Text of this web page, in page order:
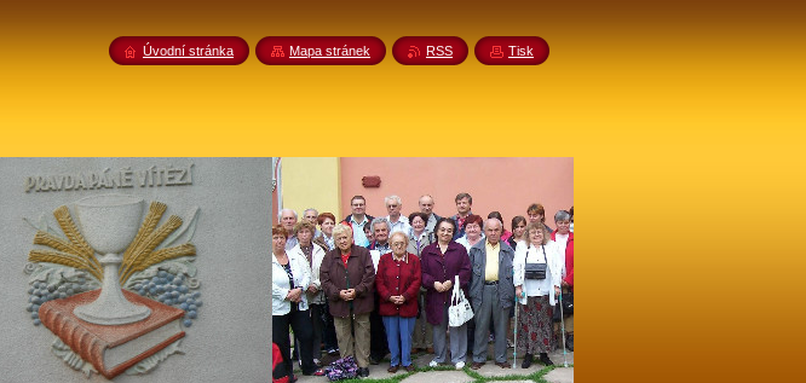
Úvodní stránka Mapa stránek RSS Tisk